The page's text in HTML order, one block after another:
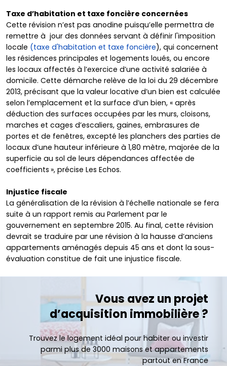
Taxe d’habitation et taxe foncière concernées
Cette révision n’est pas anodine puisqu’elle permettra de
remettre à jour des données servant à définir l'imposition
locale (taxe d'habitation et taxe foncière), qui concernent
les résidences principales et logements loués, ou encore
les locaux affectés à l’exercice d’une activité salariée à
domicile. Cette démarche relève de la loi du 29 décembre
2013, précisant que la valeur locative d’un bien est calculée
selon l’emplacement et la surface d’un bien, « après
déduction des surfaces occupées par les murs, cloisons,
marches et cages d’escaliers, gaines, embrasures de
portes et de fenêtres, excepté les planchers des parties de
locaux d’une hauteur inférieure à 1,80 mètre, majorée de la
superficie au sol de leurs dépendances affectée de
coefficients », précise Les Echos.
Injustice fiscale
La généralisation de la révision à l’échelle nationale se fera
suite à un rapport remis au Parlement par le
gouvernement en septembre 2015. Au final, cette révision
devrait se traduire par une révision à la hausse d’anciens
appartements aménagés depuis 45 ans et dont la sous-
évaluation constitue de fait une injustice fiscale.
Vous avez un projet
d’acquisition immobilière ?
Trouvez le logement idéal pour habiter ou investir
parmi plus de 3000 maisons et appartements
partout en France